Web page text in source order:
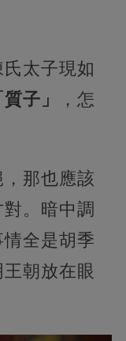
太子現如
質子」
，怎
那也應該
。暗中調
全是胡季
朝放在眼